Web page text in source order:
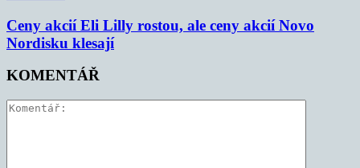
Ceny akcií Eli Lilly rostou, ale ceny akcií Novo
Nordisku klesají
KOMENTÁŘ